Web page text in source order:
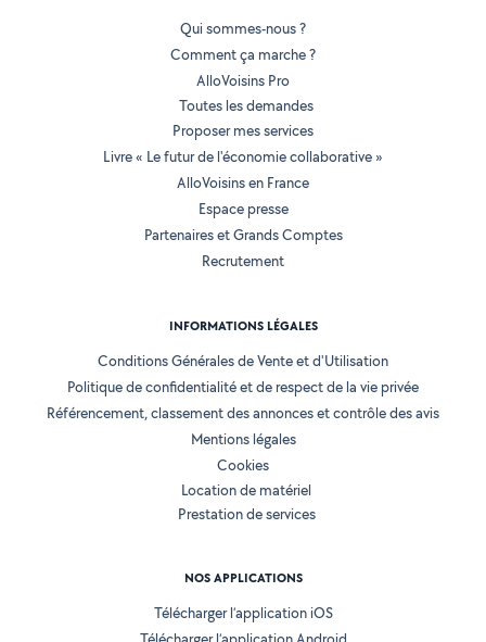
Qui sommes-nous ?
Comment ça marche ?
AlloVoisins Pro
Toutes les demandes
Proposer mes services
Livre « Le futur de l'économie collaborative »
AlloVoisins en France
Espace presse
Partenaires et Grands Comptes
Recrutement
INFORMATIONS LÉGALES
Conditions Générales de Vente et d'Utilisation
Politique de confidentialité et de respect de la vie privée
Référencement, classement des annonces et contrôle des avis
Mentions légales
Cookies
Location de matériel
Prestation de services
NOS APPLICATIONS
Télécharger l’application iOS